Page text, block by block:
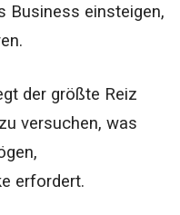
Business einsteigen,
der größte Reiz
versuchen, was
erfordert.